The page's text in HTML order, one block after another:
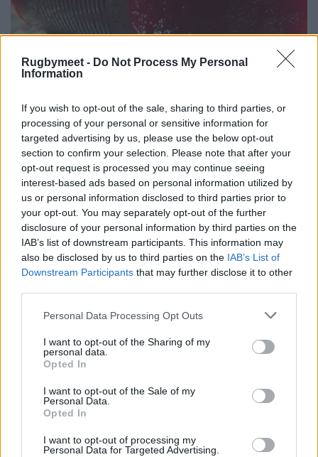
Rugbymeet - Do Not Process My Personal
Information
If you wish to opt-out of the sale, sharing to third parties, or
processing of your personal or sensitive information for
targeted advertising by us, please use the below opt-out
section to confirm your selection. Please note that after your
opt-out request is processed you may continue seeing
interest-based ads based on personal information utilized by
us or personal information disclosed to third parties prior to
your opt-out. You may separately opt-out of the further
disclosure of your personal information by third parties on the
IAB’s list of downstream participants. This information may
also be disclosed by us to third parties on the IAB’s List of
Downstream Participants that may further disclose it to other
Personal Data Processing Opt Outs
I want to opt-out of the Sharing of my
personal data.
Opted In
I want to opt-out of the Sale of my
Personal Data.
Opted In
I want to opt-out of processing my
Personal Data for Targeted Advertising.